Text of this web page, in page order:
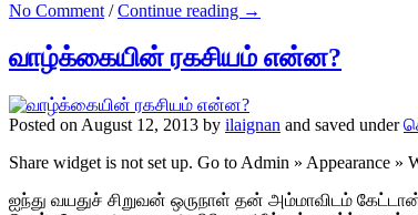
No Comment /Continue reading →
வாழ்க்கையின் ரகசியம் என்ன?
Posted on August 12, 2013 by ilaignan and saved under
Share widget is not set up. Go to Admin » Appearance »
ஐந்து வயதுச் சிறுவன் ஒருநாள் தன் அம்மாவிடம்